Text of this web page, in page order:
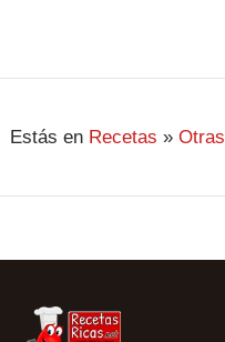
Estás en Recetas » Otras